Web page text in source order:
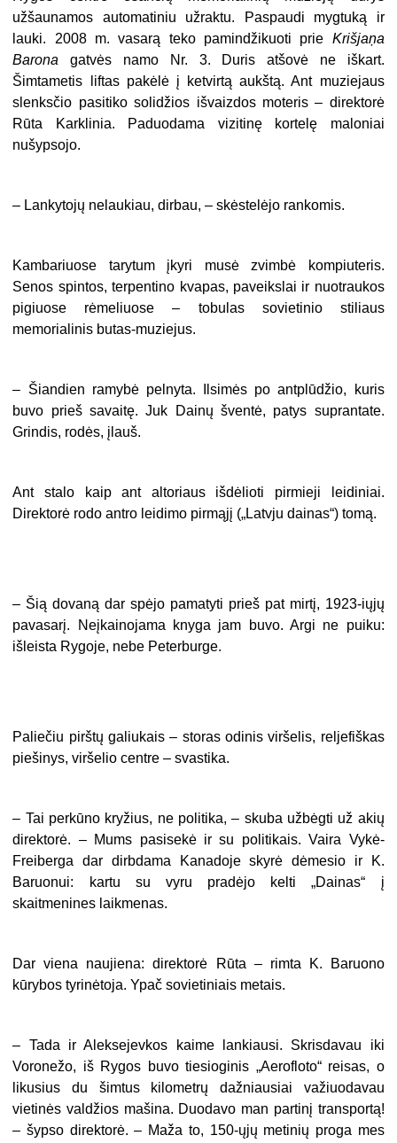
užšaunamos automatiniu užraktu. Paspaudi mygtuką ir
lauki. 2008 m. vasarą teko pamindžikuoti prie Krišjaņa
Baronagatvės namo Nr. 3. Duris atšovė ne iškart.
Šimtametis liftas pakėlė į ketvirtą aukštą. Ant muziejaus
slenksčio pasitiko solidžios išvaizdos moteris – direktorė
Rūta Karklinia. Paduodama vizitinę kortelę maloniai
nušypsojo.
– Lankytojų nelaukiau, dirbau, – skėstelėjo rankomis.
Kambariuose tarytum įkyri musė zvimbė kompiuteris.
Senos spintos, terpentino kvapas, paveikslai ir nuotraukos
pigiuose rėmeliuose – tobulas sovietinio stiliaus
memorialinis butas-muziejus.
– Šiandien ramybė pelnyta. Ilsimės po antplūdžio, kuris
buvo prieš savaitę. Juk Dainų šventė, patys suprantate.
Grindis, rodės, įlauš.
Ant stalo kaip ant altoriaus išdėlioti pirmieji leidiniai.
Direktorė rodo antro leidimo pirmąjį („Latvju dainas“) tomą.
– Šią dovaną dar spėjo pamatyti prieš pat mirtį, 1923-iųjų
pavasarį. Neįkainojama knyga jam buvo. Argi ne puiku:
išleista Rygoje, nebe Peterburge.
Paliečiu pirštų galiukais – storas odinis viršelis, reljefiškas
piešinys, viršelio centre – svastika.
– Tai perkūno kryžius, ne politika, – skuba užbėgti už akių
direktorė. – Mums pasisekė ir su politikais. Vaira Vykė-
Freiberga dar dirbdama Kanadoje skyrė dėmesio ir K.
Baruonui: kartu su vyru pradėjo kelti „Dainas“ į
skaitmenines laikmenas.
Dar viena naujiena: direktorė Rūta – rimta K. Baruono
kūrybos tyrinėtoja. Ypač sovietiniais metais.
– Tada ir Aleksejevkos kaime lankiausi. Skrisdavau iki
Voronežo, iš Rygos buvo tiesioginis „Aerofloto“ reisas, o
likusius du šimtus kilometrų dažniausiai važiuodavau
vietinės valdžios mašina. Duodavo man partinį transportą!
– šypso direktorė. – Maža to, 150-ųjų metinių proga mes